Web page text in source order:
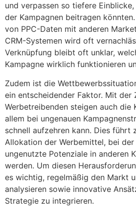
und verpassen so tiefere
der Kampagnen beitragen
von PPC-Daten mit anderen
CRM-Systemen wird oft
Verknüpfung bleibt oft unklar,
Kampagne wirklich funktionieren
Zudem ist die
ein entscheidender Faktor. Mit der
Werbetreibenden steigen auch die
allem bei ungenauen
schnell aufzehren kann. Dies führt
Allokation der Werbemittel, bei
ungenutzte Potenziale in anderen
werden. Um diesen
es wichtig, regelmäßig den Markt
analysieren sowie innovative
Strategie zu integrieren.